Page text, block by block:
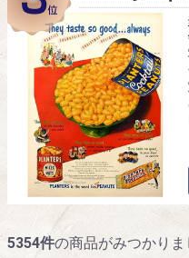
5354件の商品がみつかりま